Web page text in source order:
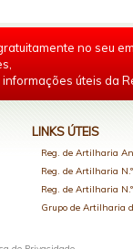
no seu
úteis da
LINKS ÚTEIS
Reg. de Artilharia
Reg. de Artilharia
Reg. de Artilharia
Grupo de Artilharia